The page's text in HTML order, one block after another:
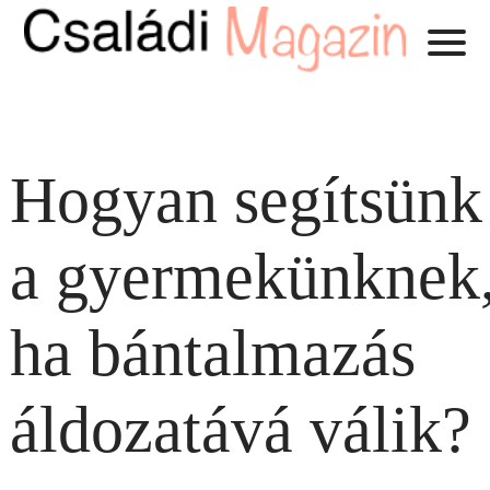
Hogyan segítsünk
a
ha bántalmazás
áldozatává válik?